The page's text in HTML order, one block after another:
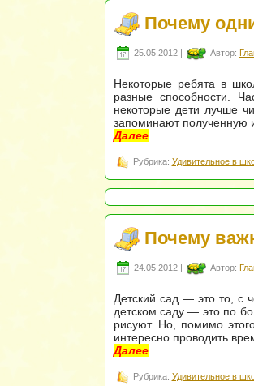
Почему
25.05.2012 | Автор:
Некоторые ребята в
разные способности.
некоторые дети лучше
запоминают полученную
Далее
Рубрика: Удивительное в
Почему
24.05.2012 | Автор:
Детский сад — это то, с
детском саду — это по
рисуют. Но, помимо
интересно проводить
Далее
Рубрика: Удивительное в